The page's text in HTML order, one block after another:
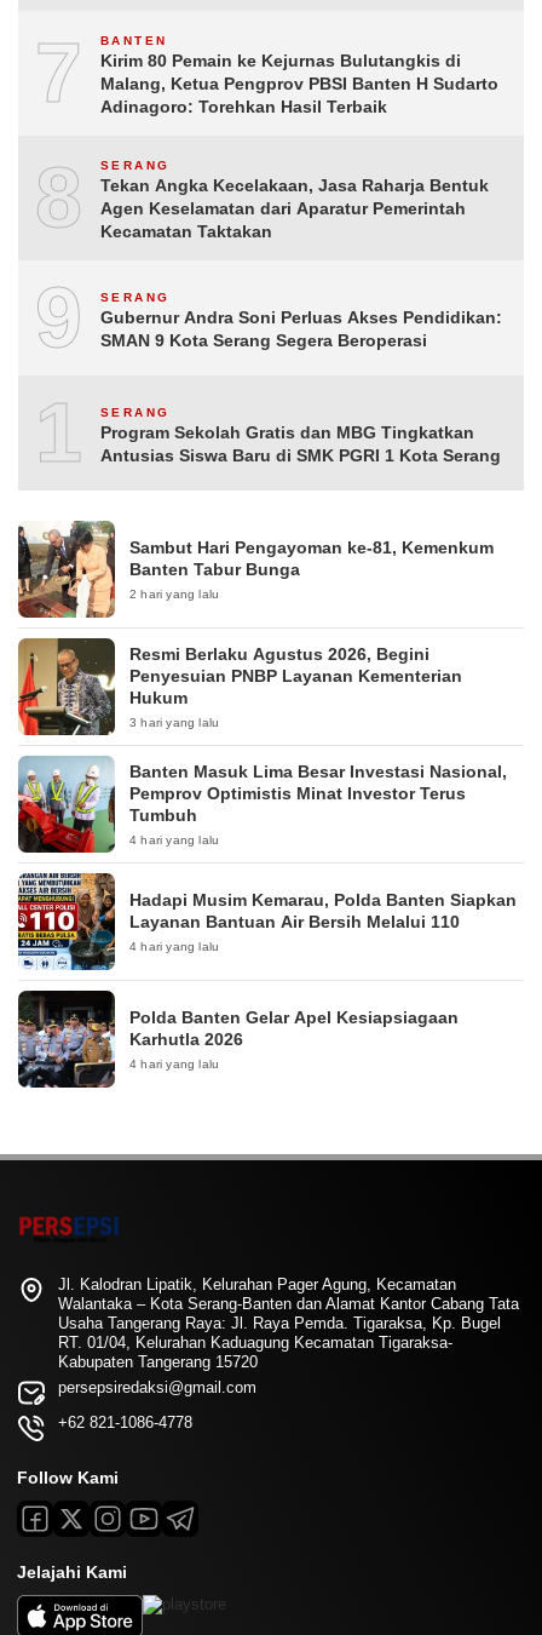
7 BANTEN
Kirim 80 Pemain ke Kejurnas Bulutangkis di
Malang, Ketua Pengprov PBSI Banten H Sudarto
Adinagoro: Torehkan Hasil Terbaik
8 SERANG
Tekan Angka Kecelakaan, Jasa Raharja Bentuk
Agen Keselamatan dari Aparatur Pemerintah
Kecamatan Taktakan
9 SERANG
Gubernur Andra Soni Perluas Akses Pendidikan:
SMAN 9 Kota Serang Segera Beroperasi
10SERANG
Program Sekolah Gratis dan MBG Tingkatkan
Antusias Siswa Baru di SMK PGRI 1 Kota Serang
Sambut Hari Pengayoman ke-81, Kemenkum
Banten Tabur Bunga
2 hari yang lalu
Resmi Berlaku Agustus 2026, Begini
Penyesuian PNBP Layanan Kementerian
Hukum
3 hari yang lalu
Banten Masuk Lima Besar Investasi Nasional,
Pemprov Optimistis Minat Investor Terus
Tumbuh
4 hari yang lalu
Hadapi Musim Kemarau, Polda Banten Siapkan
Layanan Bantuan Air Bersih Melalui 110
4 hari yang lalu
Polda Banten Gelar Apel Kesiapsiagaan
Karhutla 2026
4 hari yang lalu
Jl. Kalodran Lipatik, Kelurahan Pager Agung, Kecamatan
Walantaka – Kota Serang-Banten dan Alamat Kantor Cabang Tata
Usaha Tangerang Raya: Jl. Raya Pemda. Tigaraksa, Kp. Bugel
RT. 01/04, Kelurahan Kaduagung Kecamatan Tigaraksa-
Kabupaten Tangerang 15720
persepsiredaksi@gmail.com
+62 821-1086-4778
Follow Kami
Jelajahi Kami